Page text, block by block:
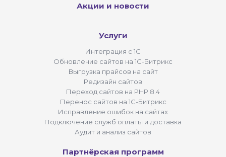
Акции и новости
Услуги
Интеграция с 1С
Обновление сайтов на 1С-Битрикс
Выгрузка прайсов на сайт
Редизайн сайтов
Переход сайтов на PHP 8.4
Перенос сайтов на 1С-Битрикс
Исправление ошибок на сайтах
Подключение служб оплаты и доставка
Аудит и анализ сайтов
Партнёрская программ